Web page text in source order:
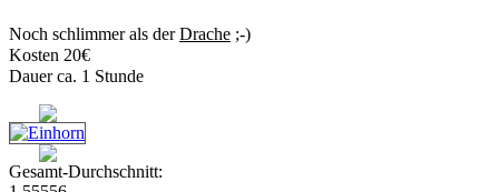
Noch schlimmer als derDrache ;-)
Kosten 20€
Dauer ca. 1 Stunde
Gesamt-Durchschnitt: